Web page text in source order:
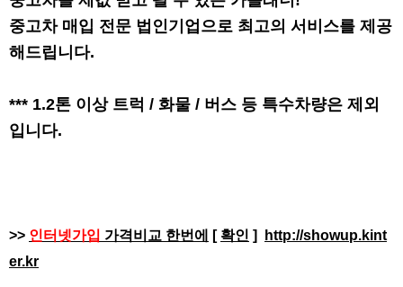
중고차 매입 전문 법인기업으로 최고의 서비스를 제공
해드립니다.
*** 1.2톤 이상 트럭 / 화물 / 버스 등 특수차량은 제외
입니다.
>> 인터넷가입 가격비교 한번에 [ 확인 ]
http://showup.kint
er.kr